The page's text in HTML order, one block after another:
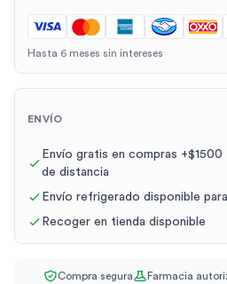
Hasta 6 meses sin intereses
ENVÍO
Envío gratis en compras
de distancia
Envío refrigerado disponible
Recoger en tienda disponible
Compra segura Farmacia